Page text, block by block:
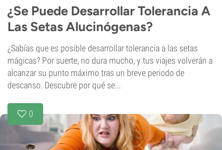
¿Se Puede Desarrollar Tolerancia A
Las Setas Alucinógenas?
¿Sabías que es posible desarrollar tolerancia a las setas
mágicas? Por suerte, no dura mucho, y tus viajes volverán a
alcanzar su punto máximo tras un breve periodo de
descanso. Descubre por qué se...
0